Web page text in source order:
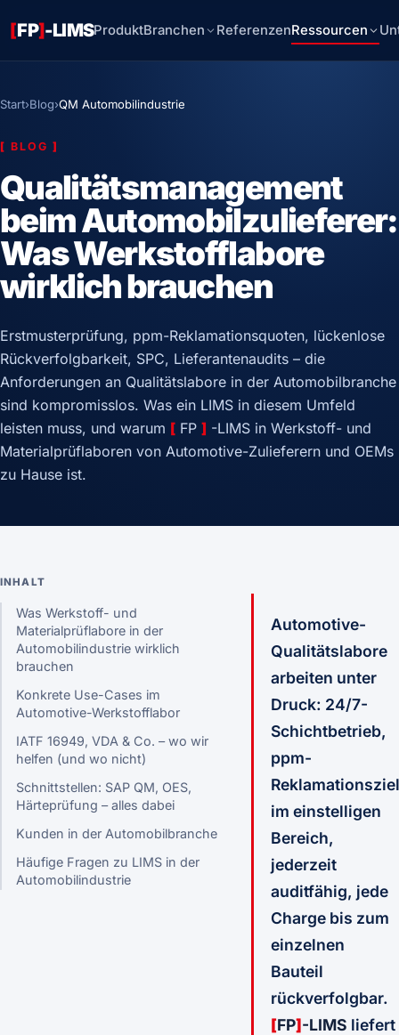
[FP]-LIMSProduktBranchen ReferenzenRessourcen
Start›Blog›QM Automobilindustrie
[ BLOG ]
Qualitätsmanagement
beim Automobilzulieferer:
Was Werkstofflabore
wirklich brauchen
Erstmusterprüfung, ppm-Reklamationsquoten, lückenlose
Rückverfolgbarkeit, SPC, Lieferantenaudits – die
Anforderungen an Qualitätslabore in der Automobilbranche
sind kompromisslos. Was ein LIMS in diesem Umfeld
leisten muss, und warum [ FP ] -LIMS in Werkstoff- und
Materialprüflaboren von Automotive-Zulieferern und OEMs
zu Hause ist.
INHALT
Was Werkstoff- und
Materialprüflabore in der
Automobilindustrie wirklich
brauchen
Konkrete Use-Cases im
Automotive-Werkstofflabor
IATF 16949, VDA & Co. – wo wir
helfen (und wo nicht)
Schnittstellen: SAP QM, OES,
Härteprüfung – alles dabei
Kunden in der Automobilbranche
Häufige Fragen zu LIMS in der
Automobilindustrie
Automotive-
Qualitätslabore
arbeiten unter
Druck: 24/7-
Schichtbetrieb,
ppm-
im einstelligen
Bereich,
jederzeit
auditfähig, jede
Charge bis zum
einzelnen
Bauteil
rückverfolgbar.
[FP]-LIMS liefert